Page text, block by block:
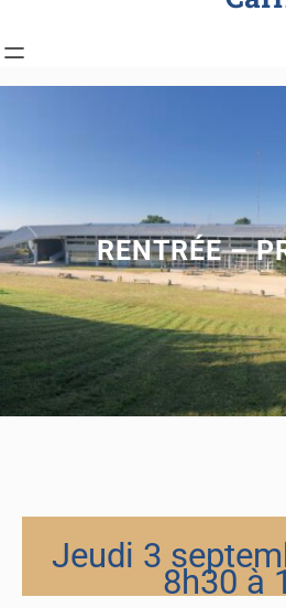
RENTRÉE –
Jeudi 3
8h30 à